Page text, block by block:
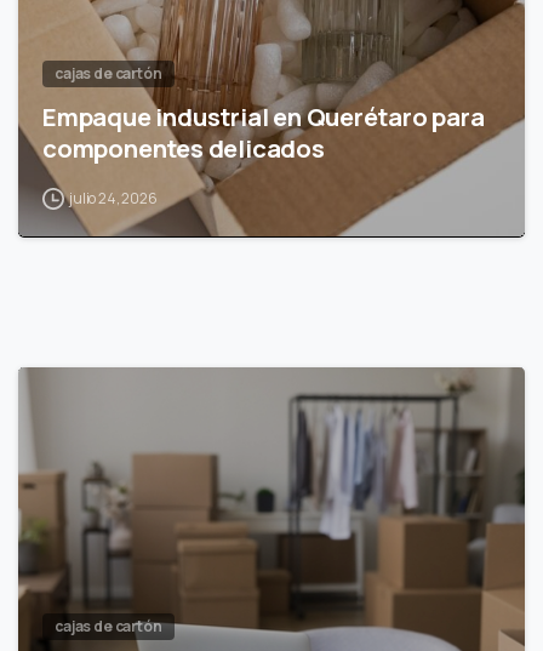
cajas de cartón
Empaque industrial en Querétaro para
componentes delicados
julio 24, 2026
cajas de cartón